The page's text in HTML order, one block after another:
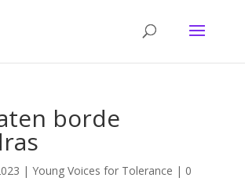
borde
| Young Voices for Tolerance | 0